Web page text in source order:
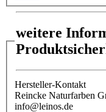
weitere
Hersteller-Kontakt
Reincke Naturfarben
info@leinos.de